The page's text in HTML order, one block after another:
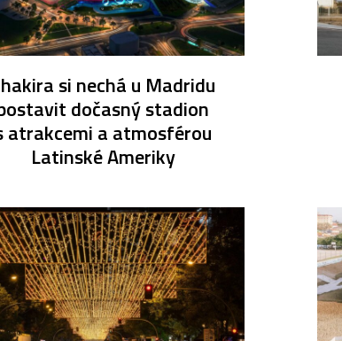
si nechá u Madridu
dočasný stadion
atrakcemi a atmosférou
Latinské Ameriky